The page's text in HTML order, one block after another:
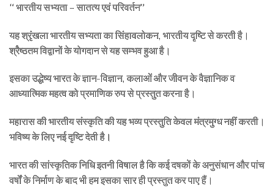
‘‘ भारतीय सभ्यता – सातत्य एवं परिवर्तन’’
यह श्रृंखला भारतीय सभ्यता का सिंहावलोकन, भारतीय दृष्टि से करती है।
श्रैेष्ठतम विद्वानों के योगदान से यह सम्भव हुआ है।
इसका उद्धेष्य भारत के ज्ञान-विज्ञान, कलाओं और जीवन के वैज्ञानिक व
आध्यात्मिक महत्व को प्रमाणिक रुप से प्रस्तुत करना है।
महारास की भारतीय संस्कृति की यह भव्य प्रस्तुति केवल मंत्रमुग्ध नहीं करती।
भविष्य के लिए नई दृष्टि देती है।
भारत की सांस्कृतिक निधि इतनी विषाल है कि कई दषकों के अनुसंधान और पांच
वर्षों के निर्माण के बाद भी हम इसका सार ही प्रस्तुत कर पाए हैं।